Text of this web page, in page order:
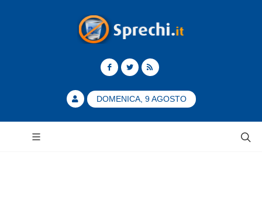
DOMENICA, 9 AGOSTO